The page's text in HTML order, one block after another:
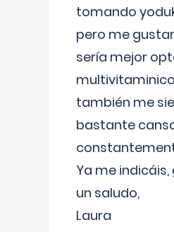
tomando
pero me
sería mejor
también me
bastante
Ya me
un saludo,
Laura